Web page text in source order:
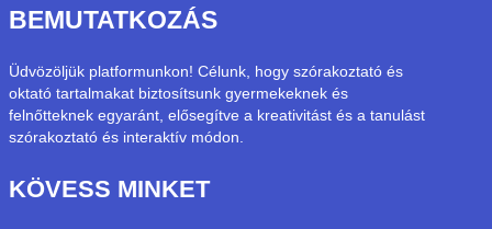
BEMUTATKOZÁS
Üdvözöljük platformunkon! Célunk, hogy szórakoztató és
oktató tartalmakat biztosítsunk gyermekeknek és
felnőtteknek egyaránt, elősegítve a kreativitást és a tanulást
szórakoztató és interaktív módon.
KÖVESS MINKET